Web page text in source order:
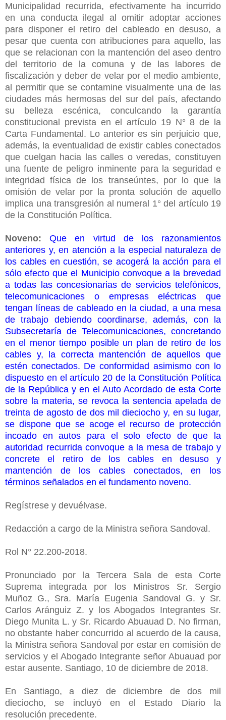
Municipalidad recurrida, efectivamente ha incurrido
en una conducta ilegal al omitir adoptar acciones
para disponer el retiro del cableado en desuso, a
pesar que cuenta con atribuciones para aquello, las
que se relacionan con la mantención del aseo dentro
del territorio de la comuna y de las labores de
fiscalización y deber de velar por el medio ambiente,
al permitir que se contamine visualmente una de las
ciudades más hermosas del sur del país, afectando
su belleza escénica, conculcando la garantía
constitucional prevista en el artículo 19 N° 8 de la
Carta Fundamental. Lo anterior es sin perjuicio que,
además, la eventualidad de existir cables conectados
que cuelgan hacia las calles o veredas, constituyen
una fuente de peligro inminente para la seguridad e
integridad física de los transeúntes, por lo que la
omisión de velar por la pronta solución de aquello
implica una transgresión al numeral 1° del artículo 19
de la Constitución Política.
Noveno:
Que en virtud de los razonamientos
anteriores y, en atención a la especial naturaleza de
los cables en cuestión, se acogerá la acción para el
sólo efecto que el Municipio convoque a la brevedad
a todas las concesionarias de servicios telefónicos,
telecomunicaciones o empresas eléctricas que
tengan líneas de cableado en la ciudad, a una mesa
de trabajo debiendo coordinarse, además, con la
Subsecretaría de Telecomunicaciones, concretando
en el menor tiempo posible un plan de retiro de los
cables y, la correcta mantención de aquellos que
estén conectados. De conformidad asimismo con lo
dispuesto en el artículo 20 de la Constitución Política
de la República y en el Auto Acordado de esta Corte
sobre la materia, se revoca la sentencia apelada de
treinta de agosto de dos mil dieciocho y, en su lugar,
se dispone que se acoge el recurso de protección
incoado en autos para el solo efecto de que la
autoridad recurrida convoque a la mesa de trabajo y
concrete el retiro de los cables en desuso y
mantención de los cables conectados, en los
términos señalados en el fundamento noveno.
Regístrese y devuélvase.
Redacción a cargo de la Ministra señora Sandoval.
Rol N° 22.200-2018.
Pronunciado por la Tercera Sala de esta Corte
Suprema integrada por los Ministros Sr. Sergio
Muñoz G., Sra. María Eugenia Sandoval G. y Sr.
Carlos Aránguiz Z. y los Abogados Integrantes Sr.
Diego Munita L. y Sr. Ricardo Abuauad D. No firman,
no obstante haber concurrido al acuerdo de la causa,
la Ministra señora Sandoval por estar en comisión de
servicios y el Abogado Integrante señor Abuauad por
estar ausente. Santiago, 10 de diciembre de 2018.
En Santiago, a diez de diciembre de dos mil
dieciocho, se incluyó en el Estado Diario la
resolución precedente.